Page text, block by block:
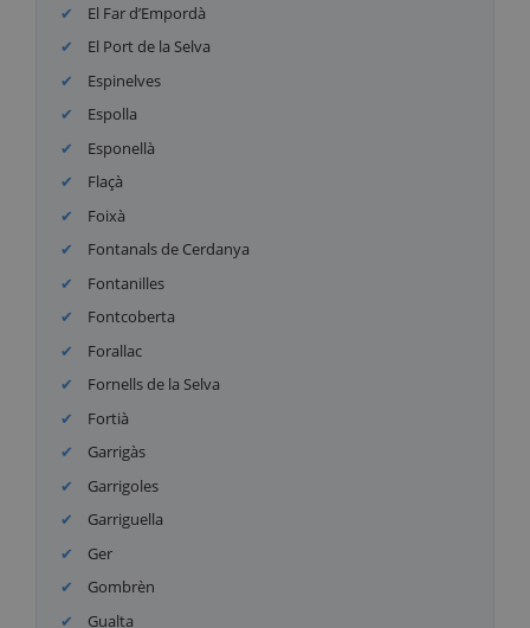
El Far d’Empordà
El Port de la Selva
Espinelves
Espolla
Esponellà
Flaçà
Foixà
Fontanals de Cerdanya
Fontanilles
Fontcoberta
Forallac
Fornells de la Selva
Fortià
Garrigàs
Garrigoles
Garriguella
Ger
Gombrèn
Gualta